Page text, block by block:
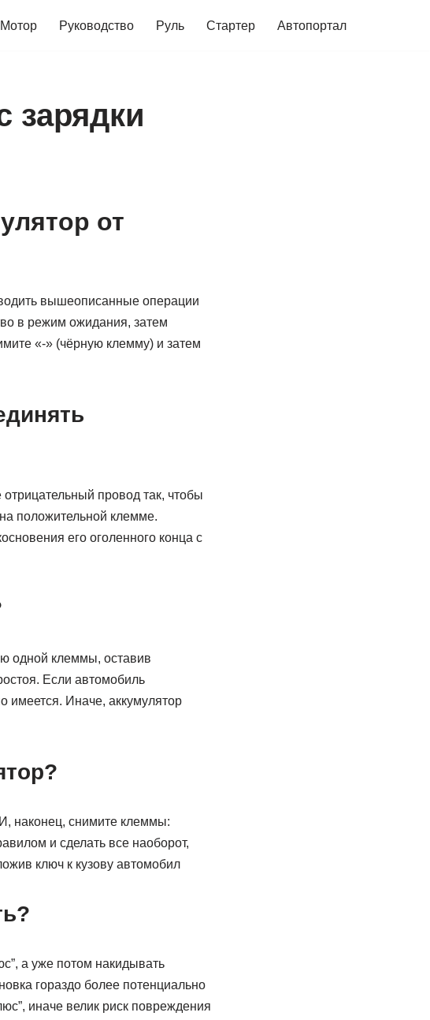
Мотор Руководство Руль Стартер Автопортал
зарядки
от
вышеописанные операции
в режим ожидания, затем
«-» (чёрную клемму) и затем
провод так, чтобы
положительной клемме.
его оголенного конца с
одной клеммы, оставив
Если автомобиль
имеется. Иначе, аккумулятор
наконец, снимите клеммы:
и сделать все наоборот,
ключ к кузову автомобил
а уже потом накидывать
гораздо более потенциально
иначе велик риск повреждения